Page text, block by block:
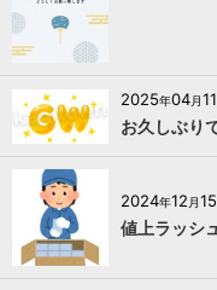
2025年04月11
お久しぶり
2024年12 月15
値上ラッシ